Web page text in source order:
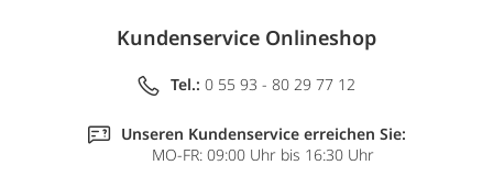
Kundenservice Onlineshop
Tel.: 0 55 93 - 80 29 77 12
Unseren Kundenservice erreichen Sie:
MO-FR: 09:00 Uhr bis 16:30 Uhr